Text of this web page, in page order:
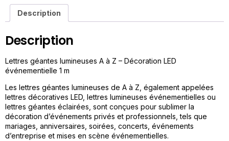
Description
Description
Lettres géantes lumineuses A à Z – Décoration LED
événementielle 1 m
Les lettres géantes lumineuses de A à Z, également appelées
lettres décoratives LED, lettres lumineuses événementielles ou
lettres géantes éclairées, sont conçues pour sublimer la
décoration d’événements privés et professionnels, tels que
mariages, anniversaires, soirées, concerts, événements
d’entreprise et mises en scène événementielles.